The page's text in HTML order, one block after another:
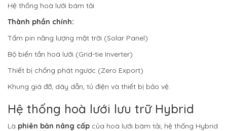
Hệ thống hoà lưới bám tải
Thành phần chính:
Tấm pin năng lượng mặt trời (Solar Panel)
Bộ biến tần hoà lưới (Grid-tie Inverter)
Thiết bị chống phát ngược (Zero Export)
Khung giá đỡ, dây dẫn, tủ điện và thiết bị bảo vệ.
Hệ thống hoà lưới lưu trữ Hybrid
Là phiên bản nâng cấp của hoà lưới bám tải, hệ thống Hybrid